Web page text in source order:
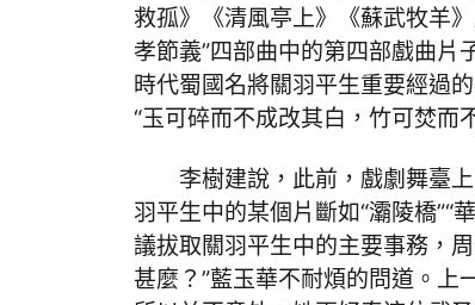
救孤》《清風亭上》《蘇武牧羊
孝節義”四部曲中的第四部戲曲片
時代蜀國名將關羽平生重要經過
“玉可碎而不成改其白，竹可焚而
李樹建說，此前，戲劇舞臺
羽平生中的某個片斷如“灞陵橋”“華
議拔取關羽平生中的主要事務，
甚麼？”藍玉華不耐煩的問道。上